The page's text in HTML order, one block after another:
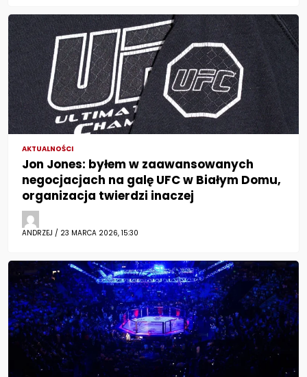
AKTUALNOŚCI
Jon Jones: byłem w zaawansowanych
negocjacjach na galę UFC w Białym Domu,
organizacja twierdzi inaczej
ANDRZEJ / 23 MARCA 2026, 15:30